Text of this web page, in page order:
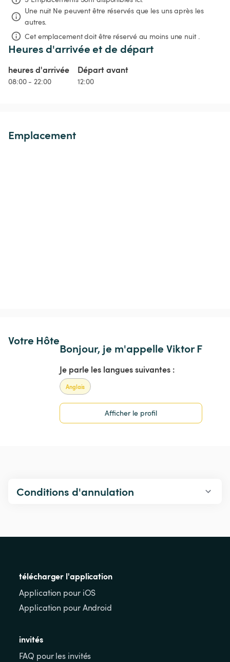
Une nuit Ne peuvent être réservés que les uns après les
autres.
Cet emplacement doit être réservé au moins une nuit .
Heures d'arrivée et de départ
heures d'arrivée
08:00 - 22:00
Départ avant
12:00
Emplacement
Votre Hôte
Bonjour, je m'appelle Viktor F
Je parle les langues suivantes :
Anglais
Afficher le profil
Conditions d'annulation
télécharger l'application
Application pour iOS
Application pour Android
invités
FAQ pour les invités